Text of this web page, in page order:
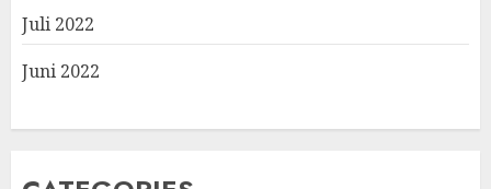
Juli 2022
Juni 2022